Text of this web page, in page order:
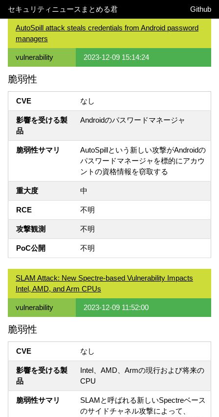
セキュリティニュースまとめる君 Github
AutoSpill attack steals credentials from Android password
managers
vulnerability 2023-12-09 15:14:24
脆弱性
CVE なし
影響を受ける製
品
Androidのパスワードマネージャ
脆弱性サマリ
AutoSpillという新しい攻撃がAndroidの
パスワードマネージャを標的にアカウ
ントの資格情報を窃取する
重大度 中
RCE 不明
攻撃観測 不明
PoC公開 不明
SLAM Attack: New Spectre-based Vulnerability Impacts
Intel, AMD, and Arm CPUs
vulnerability 2023-12-09 11:52:00
脆弱性
CVE なし
影響を受ける製
品
Intel、AMD、Armの現行および将来の
CPU
脆弱性サマリ
SLAMと呼ばれる新しいSpectreベース
のサイドチャネル攻撃によって、